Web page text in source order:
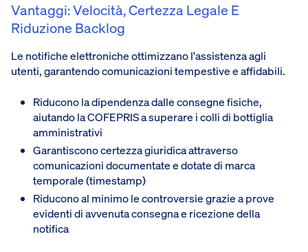
Vantaggi: Velocità, Certezza Legale E
Riduzione Backlog
Le notifiche elettroniche ottimizzano l'assistenza agli
utenti, garantendo comunicazioni tempestive e affidabili.
Riducono la dipendenza dalle consegne fisiche,
aiutando la COFEPRIS a superare i colli di bottiglia
amministrativi
Garantiscono certezza giuridica attraverso
comunicazioni documentate e dotate di marca
temporale (timestamp)
Riducono al minimo le controversie grazie a prove
evidenti di avvenuta consegna e ricezione della
notifica